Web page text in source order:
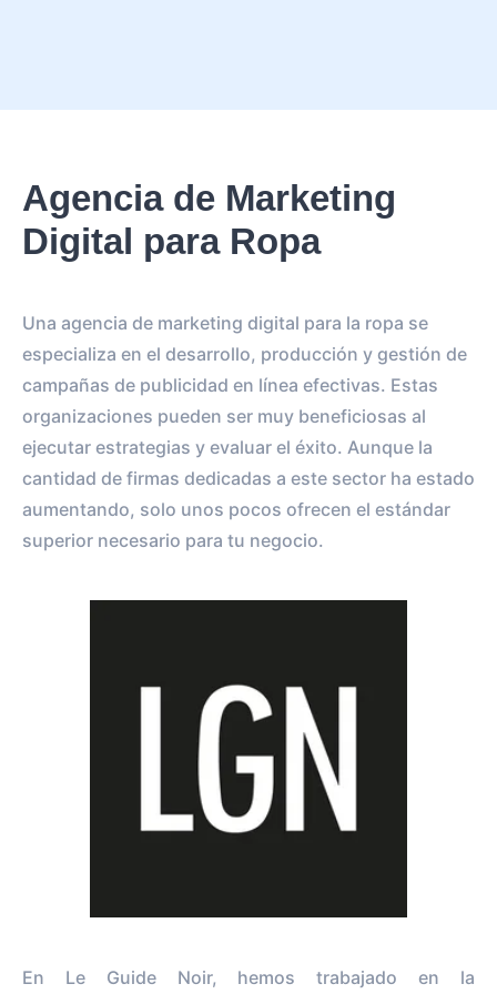
Agencia de Marketing
Digital para Ropa
Una agencia de marketing digital para la ropa se
especializa en el desarrollo, producción y gestión de
campañas de publicidad en línea efectivas. Estas
organizaciones pueden ser muy beneficiosas al
ejecutar estrategias y evaluar el éxito. Aunque la
cantidad de firmas dedicadas a este sector ha estado
aumentando, solo unos pocos ofrecen el estándar
superior necesario para tu negocio.
En Le Guide Noir, hemos trabajado en la